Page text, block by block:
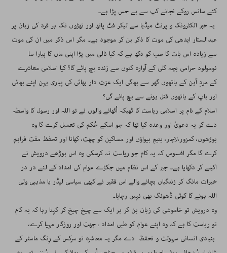
کئے سانس روکے نجانے کب سے بے حس پڑا ہے۔
یہ خبر الکٹرونک و پرنٹ میڈیا سے لیکر فٹ پاتھ اور تھڑوں تک ہر فرد کی زبان پر
عبدالستار ایدھی کی موت کا ذکر بن کر موجود ہے۔ مگر اس ذکر میں ان کی موت
سے زیادہ اس بات کا سب کو دکھ ہے کہ کیا نالی میں پڑا اپنی ماں کا پیارا سا
نومولود حرامی بچہ گلی کے آوارہ کتوں سے زندہ بچ پائے گا؟ کیا اسلامی معاشرے
کے مردِ آہن کے ہاتھوں گھر سے بھاگی ایک عزت دار بھائی کی پیاری بہن اپنے بھائی
اور باپ کے ہاتھوں قتل ہونے سے بچ پائے گی؟
اسلام کے نام پر اسلامی ریاست کا ٹھیکہ اُٹھانے والوں نے تو اللہ اور رسول کا واسطہ
دے کر یہ دعویٰ اور وعدہ کیا تھا کہ جو اسکے حُکم کی تعمیل کرے گا وہ
بوڑھوں، کمزور،لاچار، یتیم بیواؤں اور مساکین کو چھت، کھانا اور تحفظ مفت فراہم
کرے گا مگر افسوس کہ یہ کام جو ریاست نہ کرسکی وہ اس بوڑھے درویش نے
اکیلے کر دکھایا ہے۔ جبر کے اس نظام میں جکڑے عوام کی امداد کے لئے در در
خیرات مانگ کر زندگیاں بچانے والے اس فقیر نے کبھی سیاسی لیڈر یا مذہبی ولی
اللہ ہونے کا کوئی ڈھونگ بھی نہیں رچایا۔
وہ درویش تو خاموشی کی زبان بن کر ہر ایک سے چیخ چیخ کر کہتا رہا کہ یہ کام
تو ریاست کا ہے کہ وہ اپنے عوام کو طبی امداد ، چھت اور روزگار مہیا کرے،
بنیادی انسانی سہولت و تحفظ دے مگر یہ معاشرہ تو سرکس کے رِنگ ماسٹر کے